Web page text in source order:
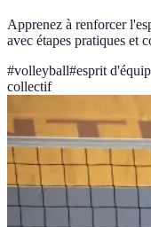
Apprenez à renforcer
avec étapes pratiques et
#volleyball#esprit
collectif